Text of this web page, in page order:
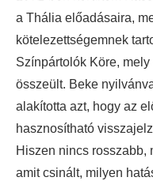
a Thália előadásaira,
kötelezettségemnek
Színpártolók Köre,
összeült. Beke
alakította azt, hogy az
hasznosítható
Hiszen nincs rosszabb,
amit csinált, milyen